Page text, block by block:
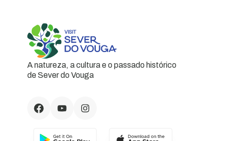
A natureza, a cultura e o passado histórico
de Sever do Vouga